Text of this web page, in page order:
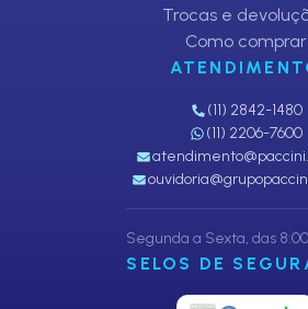
Trocas e
Como comprar
(11) 2842-1480
(11) 2206-7600
Segunda a Sexta, das
SELOS DE